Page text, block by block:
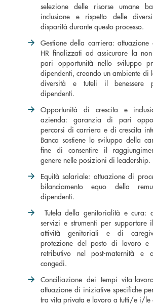
selezione delle risorse umane
inclusione e rispetto delle
disparità durante questo processo.
Gestione della carriera:
HR finalizzati ad assicurare la
pari opportunità nello sviluppo
dipendenti, creando un ambiente di
diversità e tuteli il benessere
dipendenti.
Opportunità di crescita e
azienda: garanzia di pari
percorsi di carriera e di crescita
Banca sostiene lo sviluppo della
fine di consentire il
genere nelle posizioni di leadership.
Equità salariale: attuazione di
bilanciamento equo della
dipendenti.
Tutela della genitorialità e cura:
servizi e strumenti per supportare
attività genitoriali e di
protezione del posto di lavoro e
retributivo nel post-maternità
congedi.
Conciliazione dei tempi vita-
attuazione di iniziative specifiche
tra vita privata e lavoro a tutti/e i/le